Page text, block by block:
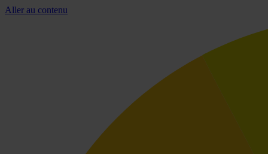
Aller au contenu